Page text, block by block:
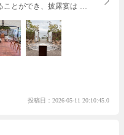
ことができ、披露宴は中
使わないという点もと
、非常にわかりやすく
質問したときも嫌な顔
婚式を理想とする方に
の近くでアットホーム
投稿日：2026-05-11 20:10:45.0